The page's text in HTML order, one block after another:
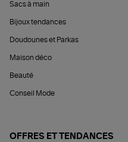
Sacs à main
Bijoux tendances
Doudounes et Parkas
Maison déco
Beauté
Conseil Mode
OFFRES ET TENDANCES